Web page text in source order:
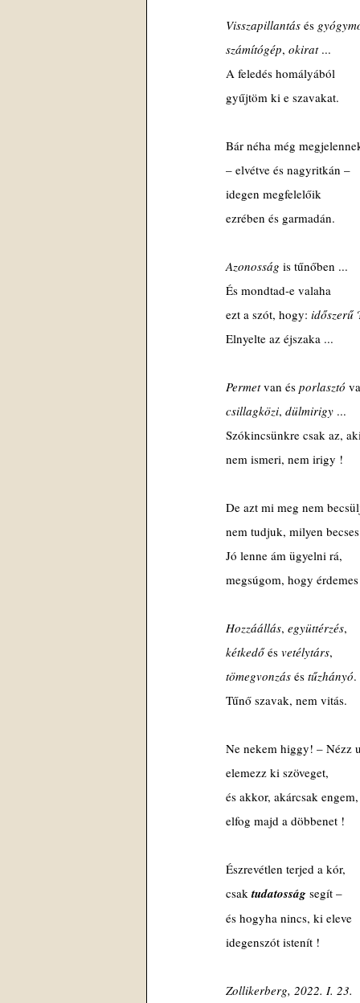
Visszapillantás és
számítógép, okirat ...
A feledés homályából
gyűjtöm ki e szavakat.
Bár néha még
– elvétve és nagyritkán –
idegen megfelelőik
ezrében és garmadán.
Azonosság is tűnőben ...
És mondtad-e valaha
ezt a szót, hogy: időszerű
Elnyelte az éjszaka ...
Permet van és porlasztó
csillagközi, dülmirigy ...
Szókincsünkre csak az,
nem ismeri, nem irigy !
De azt mi meg nem
nem tudjuk, milyen
Jó lenne ám ügyelni rá,
megsúgom, hogy
Hozzáállás, együttérzés,
kétkedő és vetélytárs,
tömegvonzás és tűzhányó.
Tűnő szavak, nem vitás.
Ne nekem higgy! – Nézz
elemezz ki szöveget,
és akkor, akárcsak engem,
elfog majd a döbbenet !
Észrevétlen terjed a kór,
csak tudatosság segít –
és hogyha nincs, ki eleve
idegenszót istenít !
Zollikerberg, 2022. I. 23.